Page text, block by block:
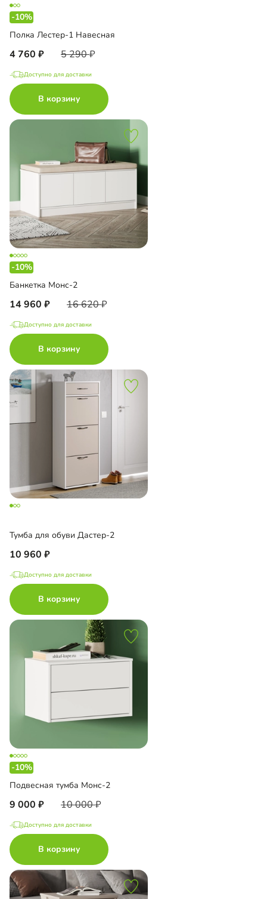
-10%
Полка Лестер-1 Навесная
4 760 5 290
Доступно для доставки
В корзину
-10%
Банкетка Монс-2
14 960 16 620
Доступно для доставки
В корзину
Тумба для обуви Дастер-2
10 960
Доступно для доставки
В корзину
-10%
Подвесная тумба Монс-2
9 000 10 000
Доступно для доставки
В корзину